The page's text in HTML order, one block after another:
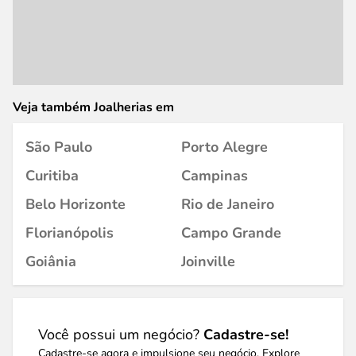
Veja também Joalherias em
São Paulo
Porto Alegre
Curitiba
Campinas
Belo Horizonte
Rio de Janeiro
Florianópolis
Campo Grande
Goiânia
Joinville
Você possui um negócio? Cadastre-se!